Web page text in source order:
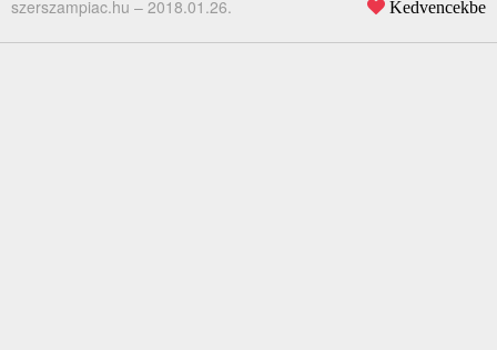
szerszampiac.hu – 2018.01.26. Kedvencekbe